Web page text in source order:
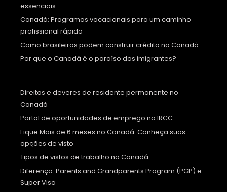
essenciais
Canadá: Programas vocacionais para um caminho
profissional rápido
Como brasileiros podem construir crédito no Canadá
Por que o Canadá é o paraíso dos imigrantes?
Direitos e deveres de residente permanente no
Canadá
Portal de oportunidades de emprego no IRCC
Fique Mais de 6 meses no Canadá: Conheça suas
opções de visto
Tipos de vistos de trabalho no Canadá
Diferença: Parents and Grandparents Program (PGP) e
Super Visa